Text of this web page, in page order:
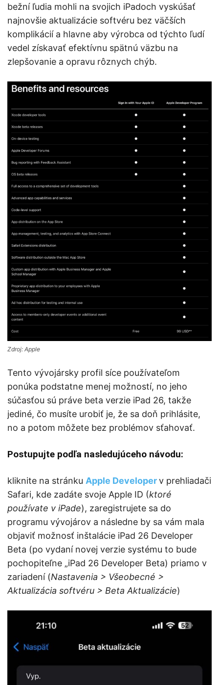
bežní ľudia mohli na svojich iPadoch vyskúšať
najnovšie aktualizácie softvéru bez väčších
komplikácií a hlavne aby výrobca od týchto ľudí
vedel získavať efektívnu spätnú väzbu na
zlepšovanie a opravu rôznych chýb.
Zdroj: Apple
Tento vývojársky profil síce používateľom
ponúka podstatne menej možností, no jeho
súčasťou sú práve beta verzie iPad 26, takže
jediné, čo musíte urobiť je, že sa doň prihlásite,
no a potom môžete bez problémov sťahovať.
Postupujte podľa nasledujúceho návodu:
kliknite na stránku Apple Developerv prehliadači
Safari, kde zadáte svoje Apple ID (ktoré
používate v iPade), zaregistrujete sa do
programu vývojárov a následne by sa vám mala
objaviť možnosť inštalácie iPad 26 Developer
Beta (po vydaní novej verzie systému to bude
pochopiteľne „iPad 26 Developer Beta) priamo v
zariadení (Nastavenia > Všeobecné >
Aktualizácia softvéru > Beta Aktualizácie)